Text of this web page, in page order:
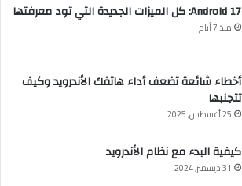
Android 17: كل الميزات الجديدة التي تود معرفتها
منذ 7 أيام
أخطاء شائعة تضعف أداء هاتفك الأندرويد وكيف
تتجنبها
25 أغسطس, 2025
كيفية البدء مع نظام الأندرويد
31 ديسمبر, 2024